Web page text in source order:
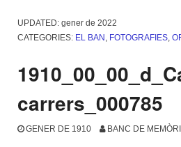
UPDATED: gener de 2022
CATEGORIES: EL BAN, FOTOGRAFIES,
carrers_000785
GENER DE 1910 BANC DE